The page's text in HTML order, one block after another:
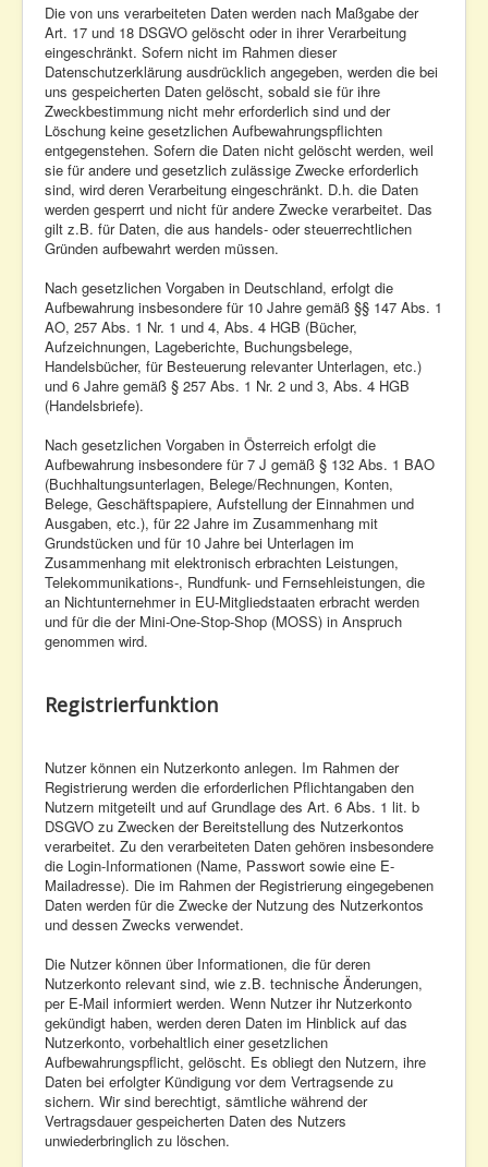
Die von uns verarbeiteten Daten werden nach Maßgabe der
Art. 17 und 18 DSGVO gelöscht oder in ihrer Verarbeitung
eingeschränkt. Sofern nicht im Rahmen dieser
Datenschutzerklärung ausdrücklich angegeben, werden die bei
uns gespeicherten Daten gelöscht, sobald sie für ihre
Zweckbestimmung nicht mehr erforderlich sind und der
Löschung keine gesetzlichen Aufbewahrungspflichten
entgegenstehen. Sofern die Daten nicht gelöscht werden, weil
sie für andere und gesetzlich zulässige Zwecke erforderlich
sind, wird deren Verarbeitung eingeschränkt. D.h. die Daten
werden gesperrt und nicht für andere Zwecke verarbeitet. Das
gilt z.B. für Daten, die aus handels- oder steuerrechtlichen
Gründen aufbewahrt werden müssen.
Nach gesetzlichen Vorgaben in Deutschland, erfolgt die
Aufbewahrung insbesondere für 10 Jahre gemäß §§ 147 Abs. 1
AO, 257 Abs. 1 Nr. 1 und 4, Abs. 4 HGB (Bücher,
Aufzeichnungen, Lageberichte, Buchungsbelege,
Handelsbücher, für Besteuerung relevanter Unterlagen, etc.)
und 6 Jahre gemäß § 257 Abs. 1 Nr. 2 und 3, Abs. 4 HGB
(Handelsbriefe).
Nach gesetzlichen Vorgaben in Österreich erfolgt die
Aufbewahrung insbesondere für 7 J gemäß § 132 Abs. 1 BAO
(Buchhaltungsunterlagen, Belege/Rechnungen, Konten,
Belege, Geschäftspapiere, Aufstellung der Einnahmen und
Ausgaben, etc.), für 22 Jahre im Zusammenhang mit
Grundstücken und für 10 Jahre bei Unterlagen im
Zusammenhang mit elektronisch erbrachten Leistungen,
Telekommunikations-, Rundfunk- und Fernsehleistungen, die
an Nichtunternehmer in EU-Mitgliedstaaten erbracht werden
und für die der Mini-One-Stop-Shop (MOSS) in Anspruch
genommen wird.
Registrierfunktion
Nutzer können ein Nutzerkonto anlegen. Im Rahmen der
Registrierung werden die erforderlichen Pflichtangaben den
Nutzern mitgeteilt und auf Grundlage des Art. 6 Abs. 1 lit. b
DSGVO zu Zwecken der Bereitstellung des Nutzerkontos
verarbeitet. Zu den verarbeiteten Daten gehören insbesondere
die Login-Informationen (Name, Passwort sowie eine E-
Mailadresse). Die im Rahmen der Registrierung eingegebenen
Daten werden für die Zwecke der Nutzung des Nutzerkontos
und dessen Zwecks verwendet.
Die Nutzer können über Informationen, die für deren
Nutzerkonto relevant sind, wie z.B. technische Änderungen,
per E-Mail informiert werden. Wenn Nutzer ihr Nutzerkonto
gekündigt haben, werden deren Daten im Hinblick auf das
Nutzerkonto, vorbehaltlich einer gesetzlichen
Aufbewahrungspflicht, gelöscht. Es obliegt den Nutzern, ihre
Daten bei erfolgter Kündigung vor dem Vertragsende zu
sichern. Wir sind berechtigt, sämtliche während der
Vertragsdauer gespeicherten Daten des Nutzers
unwiederbringlich zu löschen.